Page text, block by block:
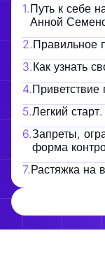
1.Путь к себе
Анной
2.Правильное
3.Как узнать
4.Приветствие
5.Легкий
6.Запреты,
форма
7.Растяжка на